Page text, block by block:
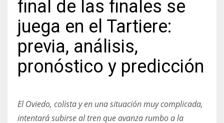
24
IND
6
final de las finales se
juega en el Tartiere:
previa, análisis,
pronóstico y predicción
El Oviedo, colista y en una situación muy complicada,
intentará subirse al tren que avanza rumbo a la